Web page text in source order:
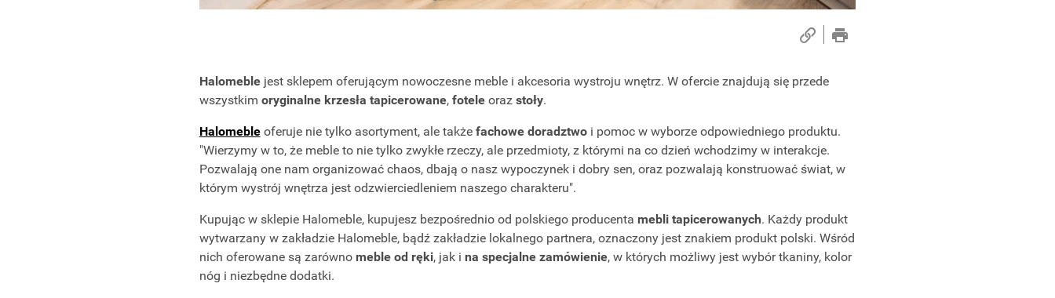
Halomeblejest sklepem oferującym nowoczesne meble i akcesoria wystroju wnętrz. W ofercie znajdują się przede
wszystkim oryginalne krzesła tapicerowane, foteleoraz stoły.
Halomebleoferuje nie tylko asortyment, ale także fachowe doradztwoi pomoc w wyborze odpowiedniego produktu.
"Wierzymy w to, że meble to nie tylko zwykłe rzeczy, ale przedmioty, z którymi na co dzień wchodzimy w interakcje.
Pozwalają one nam organizować chaos, dbają o nasz wypoczynek i dobry sen, oraz pozwalają konstruować świat, w
którym wystrój wnętrza jest odzwierciedleniem naszego charakteru".
Kupując w sklepie Halomeble, kupujesz bezpośrednio od polskiego producenta mebli tapicerowanych. Każdy produkt
wytwarzany w zakładzie Halomeble, bądź zakładzie lokalnego partnera, oznaczony jest znakiem produkt polski. Wśród
nich oferowane są zarówno meble od ręki, jak i na specjalne zamówienie, w których możliwy jest wybór tkaniny, kolor
nóg i niezbędne dodatki.